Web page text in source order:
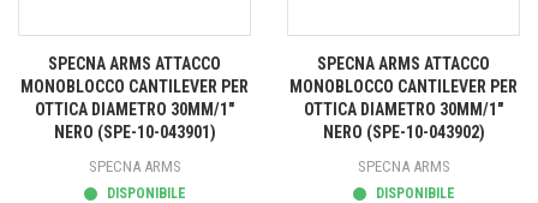
SPECNA ARMS ATTACCO
MONOBLOCCO CANTILEVER PER
OTTICA DIAMETRO 30MM/1"
NERO (SPE-10-043901)
SPECNA ARMS
DISPONIBILE
SPECNA ARMS ATTACCO
MONOBLOCCO CANTILEVER PER
OTTICA DIAMETRO 30MM/1"
NERO (SPE-10-043902)
SPECNA ARMS
DISPONIBILE